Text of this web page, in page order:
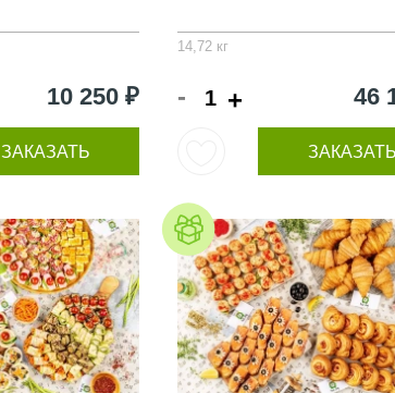
10 250 ₽
ЗАКАЗАТЬ
14,72 кг
- + 46
ЗАКАЗАТЬ